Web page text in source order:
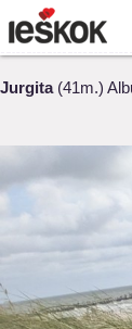
Jurgita(41m.)